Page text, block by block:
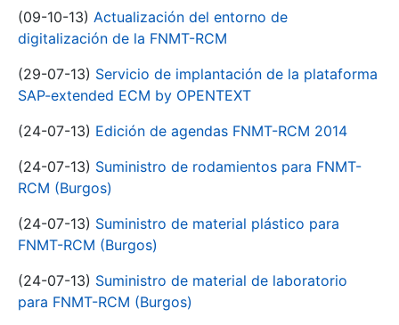
(09-10-13) Actualización del entorno de
digitalización de la FNMT-RCM
(29-07-13) Servicio de implantación de la plataforma
SAP-extended ECM by OPENTEXT
(24-07-13) Edición de agendas FNMT-RCM 2014
(24-07-13) Suministro de rodamientos para FNMT-
RCM (Burgos)
(24-07-13) Suministro de material plástico para
FNMT-RCM (Burgos)
(24-07-13) Suministro de material de laboratorio
para FNMT-RCM (Burgos)